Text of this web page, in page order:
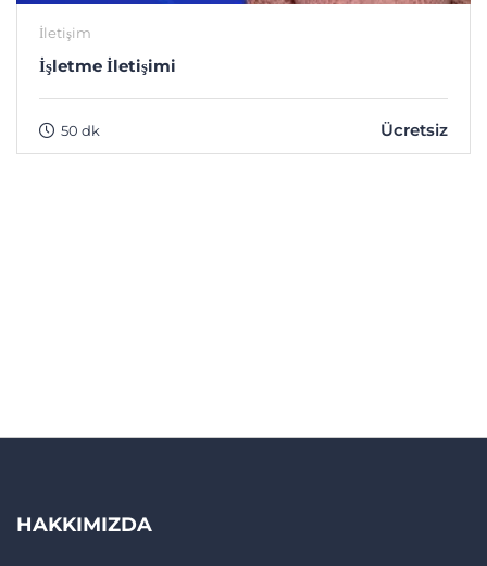
İletişim
İşletme İletişimi
50 dk Ücretsiz
HAKKIMIZDA